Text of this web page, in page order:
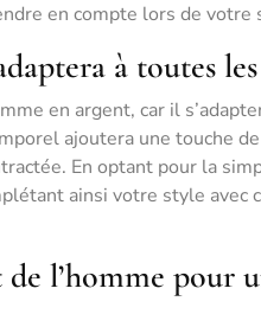
en compte lors de votre
à toutes
en argent, car il
ajoutera une touche
En optant pour la
ainsi votre style avec
l’homme pour